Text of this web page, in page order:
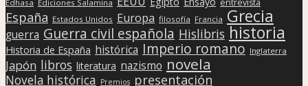
Edhasa Ediciones Salamina
España Estados Unidos Europa filosofía Francia Grecia
guerra Guerra civil española Hislibris historia
Historia de España histórica Imperio romano Inglaterra
Japón libros literatura nazismo novela
Novela histórica Premios presentación